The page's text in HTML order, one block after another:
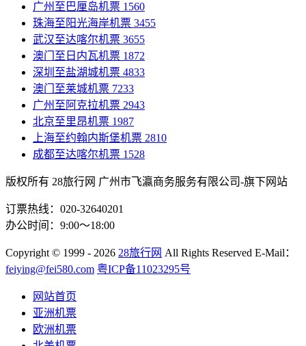
广州至巴厘岛机票 1560
珠海至阳光海岸机票 3455
武汉至达喀尔机票 3655
澳门至日内瓦机票 1872
深圳至盐湖城机票 4833
澳门至莱城机票 7233
广州至阿克拉机票 2943
北京至里昂机票 1987
上海至约翰内斯堡机票 2810
成都至达喀尔机票 1528
版权所有 28旅行网 广州市飞瀛商务服务有限公司-旗下网站
订票热线：020-32640201
办公时间：9:00～18:00
Copyright © 1999 - 2026 28旅行网 All Rights Reserved E-Mail：
feiying@fei580.com 粤ICP备11023295号
网站首页
亚洲机票
欧洲机票